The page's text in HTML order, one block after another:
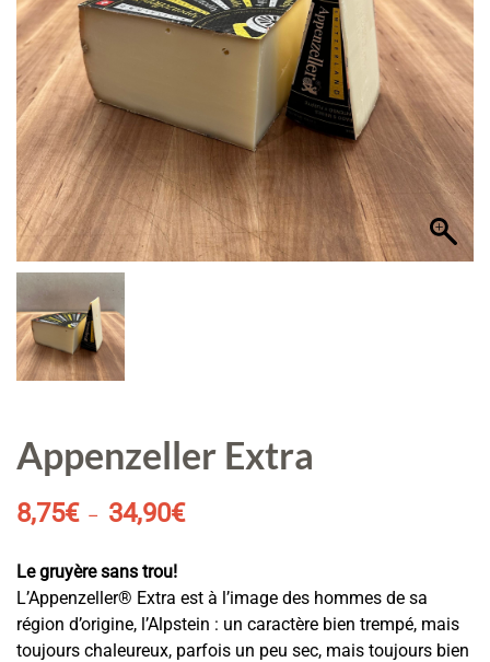
Appenzeller Extra
8,75€ – 34,90€Plage
à
34,90€
Le gruyère sans trou!
L’Appenzeller® Extra est à l’image des hommes de sa
région d’origine, l’Alpstein : un caractère bien trempé, mais
toujours chaleureux, parfois un peu sec, mais toujours bien